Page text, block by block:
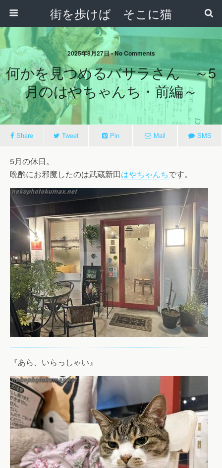
街を歩けば そこに猫
2025年8月27日 • No Comments
何かを見つめるバサラさん ～5
月のはやちゃんち・前編～
Share Tweet Pin Mail SMS
5月の休日。
晩酌にお邪魔したのは武蔵新田はやちゃんちです。
『あら、いらっしゃい』